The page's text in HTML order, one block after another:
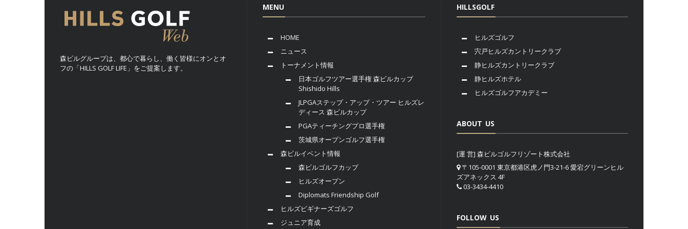
森ビルグループは、都心で暮らし、働く皆様にオンとオ
フの「HILLS GOLF LIFE」をご提案します。
MENU
HOME
ニュース
トーナメント情報
日本ゴルフツアー選手権 森ビルカップ
Shishido Hills
JLPGAステップ・アップ・ツアー ヒルズレ
ディース 森ビルカップ
PGAティーチングプロ選手権
茨城県オープンゴルフ選手権
森ビルイベント情報
森ビルゴルフカップ
ヒルズオープン
Diplomats Friendship Golf
ヒルズビギナーズゴルフ
ジュニア育成
HILLSGOLF
ヒルズゴルフ
宍戸ヒルズカントリークラブ
静ヒルズカントリークラブ
静ヒルズホテル
ヒルズゴルフアカデミー
ABOUT US
[運 営] 森ビルゴルフリゾート株式会社
〒105-0001 東京都港区虎ノ門3-21-6 愛宕グリーンヒル
ズアネックス 4F
03-3434-4410
FOLLOW US